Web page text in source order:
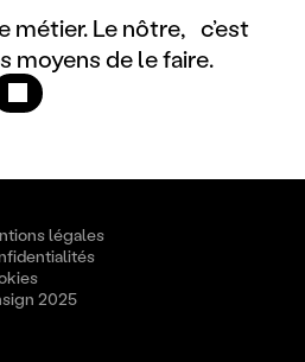
métier. Le nôtre, c’est
moyens de le faire.
légales
2025